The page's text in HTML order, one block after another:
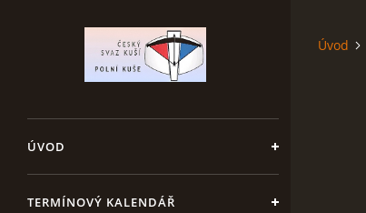
ÚVOD
TERMÍNOVÝ KALENDÁŘ
Úvod